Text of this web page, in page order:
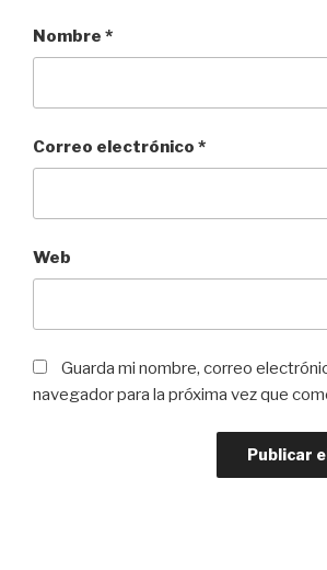
Nombre *
Correo electrónico *
Web
Guarda mi nombre, correo
navegador para la próxima vez que